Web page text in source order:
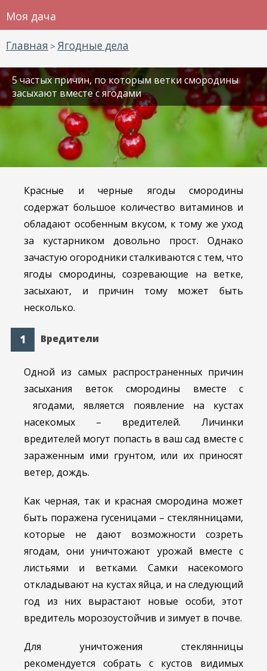
Моя дача
Главная > Ягодные дела
5 частых причин, по которым ветки смородины
засыхают вместе с ягодами
Красные и черные ягоды смородины
содержат большое количество витаминов и
обладают особенным вкусом, к тому же уход
за кустарником довольно прост. Однако
зачастую огородники сталкиваются с тем, что
ягоды смородины, созревающие на ветке,
засыхают, и причин тому может быть
несколько.
Вредители
Одной из самых распространенных причин
засыхания веток смородины вместе с
ягодами, является появление на кустах
насекомых – вредителей. Личинки
вредителей могут попасть в ваш сад вместе с
зараженным ими грунтом, или их приносят
ветер, дождь.
Как черная, так и красная смородина может
быть поражена гусеницами – стеклянницами,
которые не дают возможности созреть
ягодам, они уничтожают урожай вместе с
листьями и ветками. Самки насекомого
откладывают на кустах яйца, и на следующий
год из них вырастают новые особи, этот
вредитель морозоустойчив и зимует в почве.
Для уничтожения стеклянницы
рекомендуется собрать с кустов видимых